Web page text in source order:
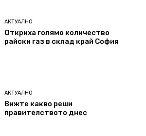
АКТУАЛНО
Откриха голямо количество
райски газ в склад край София
АКТУАЛНО
Вижте какво реши
правителството днес